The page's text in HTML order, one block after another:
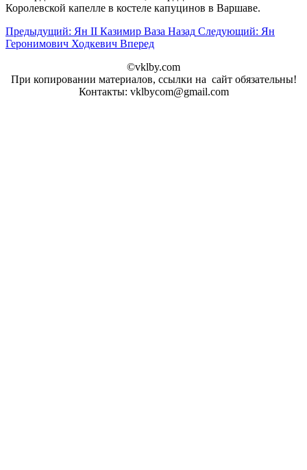
Королевской капелле в костеле капуцинов в Варшаве.
Предыдущий: Ян II Казимир Ваза Назад Следующий: Ян
Геронимович Ходкевич Вперед
©vklby.com
При копировании материалов, ссылки на сайт обязательны!
Контакты: vklbycom@gmail.com